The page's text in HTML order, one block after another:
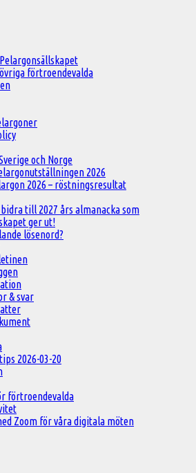
förtroendevalda
och Norge
2026
2026 – röstningsresultat
till 2027 års almanacka som
ger ut!
lösenord?
& svar
2026-03-20
förtroendevalda
Zoom för våra digitala möten